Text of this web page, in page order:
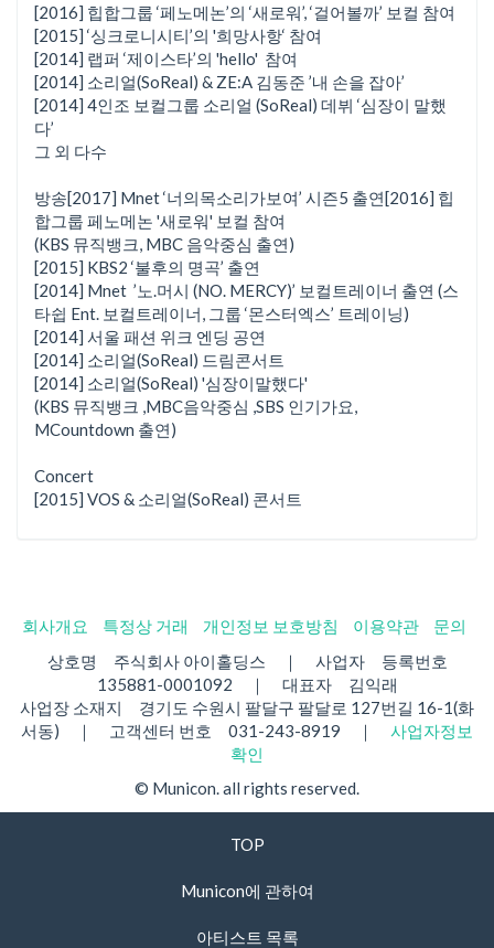
[2016] 힙합그룹 ‘페노메논’의 ‘새로워’, ‘걸어볼까’ 보컬 참여
[2015] ‘싱크로니시티’의 '희망사항‘ 참여
[2014] 랩퍼 ‘제이스타’의 'hello' 참여
[2014] 소리얼(SoReal) & ZE:A 김동준 ’내 손을 잡아’
[2014] 4인조 보컬그룹 소리얼 (SoReal) 데뷔 ‘심장이 말했
다’
그 외 다수
방송 [2017] Mnet ‘너의목소리가보여’ 시즌5 출연 [2016] 힙
합그룹 페노메논 '새로워' 보컬 참여
(KBS 뮤직뱅크, MBC 음악중심 출연)
[2015] KBS2 ‘불후의 명곡’ 출연
[2014] Mnet ’노.머시 (NO. MERCY)’ 보컬트레이너 출연 (스
타쉽 Ent. 보컬트레이너, 그룹 ‘몬스터엑스’ 트레이닝)
[2014] 서울 패션 위크 엔딩 공연
[2014] 소리얼(SoReal) 드림콘서트
[2014] 소리얼(SoReal) '심장이말했다'
(KBS 뮤직뱅크 ,MBC음악중심 ,SBS 인기가요,
MCountdown 출연)
Concert
[2015] VOS & 소리얼(SoReal) 콘서트
TOP
Municon에 관하여
아티스트 목록
회사개요 특정상 거래 개인정보 보호방침 이용약관
문의
상호명 주식회사 아이홀딩스 ｜ 사업자 등록번호
135881-0001092 ｜ 대표자 김익래
사업장 소재지 경기도 수원시 팔달구 팔달로 127번길 16-1(화
서동) ｜ 고객센터 번호 031-243-8919 ｜ 사업자정보
확인
© Municon. all rights reserved.